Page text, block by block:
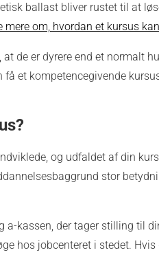
ballast bliver rustet til at
mere om, hvordan et kursus
de er dyrere end et normalt
et kompetencegivende
og udfaldet af din
stor
a-kassen, der tager stilling til
hos jobcenteret i stedet.